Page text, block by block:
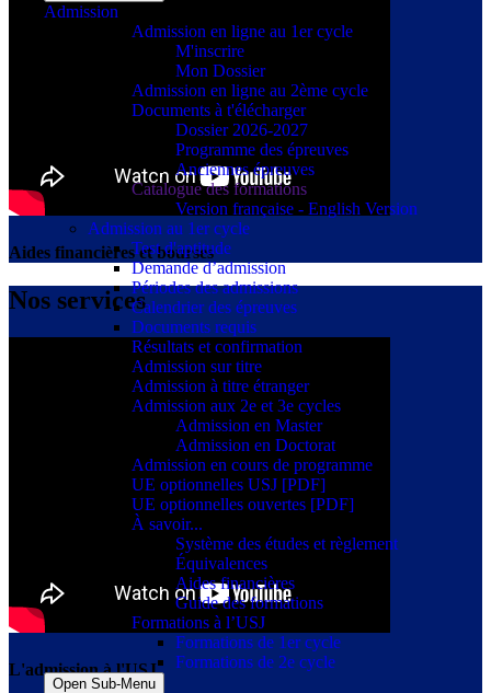
Admission
Admission en ligne au 1er cycle
M'inscrire
Mon Dossier
Admission en ligne au 2ème cycle
Documents à t'élécharger
Dossier 2026-2027
Programme des épreuves
Anciennes épreuves
Catalogue des formations
Version française - English Version
Admission au 1er cycle
Test d'aptitude
Demande d’admission
Périodes des admissions
Calendrier des épreuves
Documents requis
Résultats et confirmation
Admission sur titre
Admission à titre étranger
Admission aux 2e et 3e cycles
Admission en Master
Admission en Doctorat
Admission en cours de programme
UE optionnelles USJ [PDF]
UE optionnelles ouvertes [PDF]
À savoir...
Système des études et règlement
Équivalences
Aides financières
Guide des formations
Formations à l’USJ
Formations de 1er cycle
Formations de 2e cycle
Open Sub-Menu
Aides financières et bourses
Nos services
L'admission à l'USJ